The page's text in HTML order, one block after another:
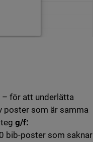
för att underlätta
poster som är samma
g/f:
bib-poster som saknar